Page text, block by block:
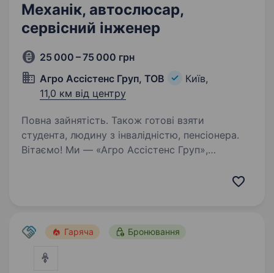
Механік, автослюсар,
сервісний інженер
25 000 – 75 000 грн
Агро Ассістенс Груп, ТОВ
Київ,
11,0 км від центру
Повна зайнятість. Також готові взяти
студента, людину з інвалідністю, пенсіонера.
Вітаємо! Ми — «Агро Ассістенс Груп»,
робота — це стабільність…
Гаряча Бронювання